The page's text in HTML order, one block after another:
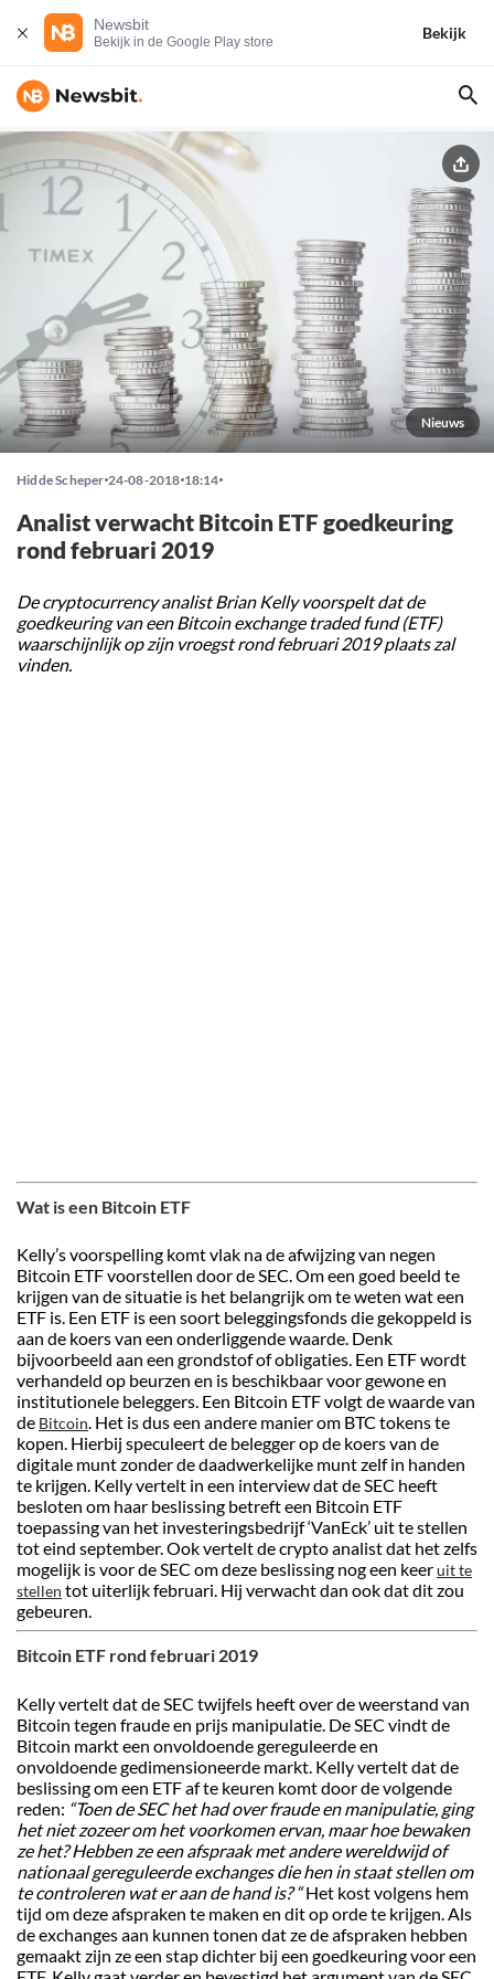
Newsbit
Bekijk in de Google Play store
Bekijk
Nieuws
Hidde Scheper 24-08-2018 18:14
Analist verwacht Bitcoin ETF goedkeuring
rond februari 2019
De cryptocurrency analist Brian Kelly voorspelt dat de
goedkeuring van een Bitcoin exchange traded fund (ETF)
waarschijnlijk op zijn vroegst rond februari 2019 plaats zal
vinden.
Wat is een Bitcoin ETF
Kelly’s voorspelling komt vlak na de afwijzing van negen
Bitcoin ETF voorstellen door de SEC. Om een goed beeld te
krijgen van de situatie is het belangrijk om te weten wat een
ETF is. Een ETF is een soort beleggingsfonds die gekoppeld is
aan de koers van een onderliggende waarde. Denk
bijvoorbeeld aan een grondstof of obligaties. Een ETF wordt
verhandeld op beurzen en is beschikbaar voor gewone en
institutionele beleggers. Een Bitcoin ETF volgt de waarde van
de Bitcoin. Het is dus een andere manier om BTC tokens te
kopen. Hierbij speculeert de belegger op de koers van de
digitale munt zonder de daadwerkelijke munt zelf in handen
te krijgen. Kelly vertelt in een interview dat de SEC heeft
besloten om haar beslissing betreft een Bitcoin ETF
toepassing van het investeringsbedrijf ‘VanEck’ uit te stellen
tot eind september. Ook vertelt de crypto analist dat het zelfs
mogelijk is voor de SEC om deze beslissing nog een keeruit te
stellen tot uiterlijk februari. Hij verwacht dan ook dat dit zou
gebeuren.
Bitcoin ETF rond februari 2019
Kelly vertelt dat de SEC twijfels heeft over de weerstand van
Bitcoin tegen fraude en prijs manipulatie. De SEC vindt de
Bitcoin markt een onvoldoende gereguleerde en
onvoldoende gedimensioneerde markt. Kelly vertelt dat de
beslissing om een ETF af te keuren komt door de volgende
reden: “Toen de SEC het had over fraude en manipulatie, ging
het niet zozeer om het voorkomen ervan, maar hoe bewaken
ze het? Hebben ze een afspraak met andere wereldwijd of
nationaal gereguleerde exchanges die hen in staat stellen om
te controleren wat er aan de hand is? “Het kost volgens hem
tijd om deze afspraken te maken en dit op orde te krijgen. Als
de exchanges aan kunnen tonen dat ze de afspraken hebben
gemaakt zijn ze een stap dichter bij een goedkeuring voor een